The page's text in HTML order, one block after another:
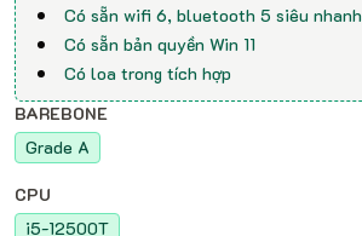
Có sẵn wifi 6, bluetooth 5 siêu nhanh
Có sẵn bản quyền Win 11
Có loa trong tích hợp
BAREBONE
Grade A
CPU
i5-12500T